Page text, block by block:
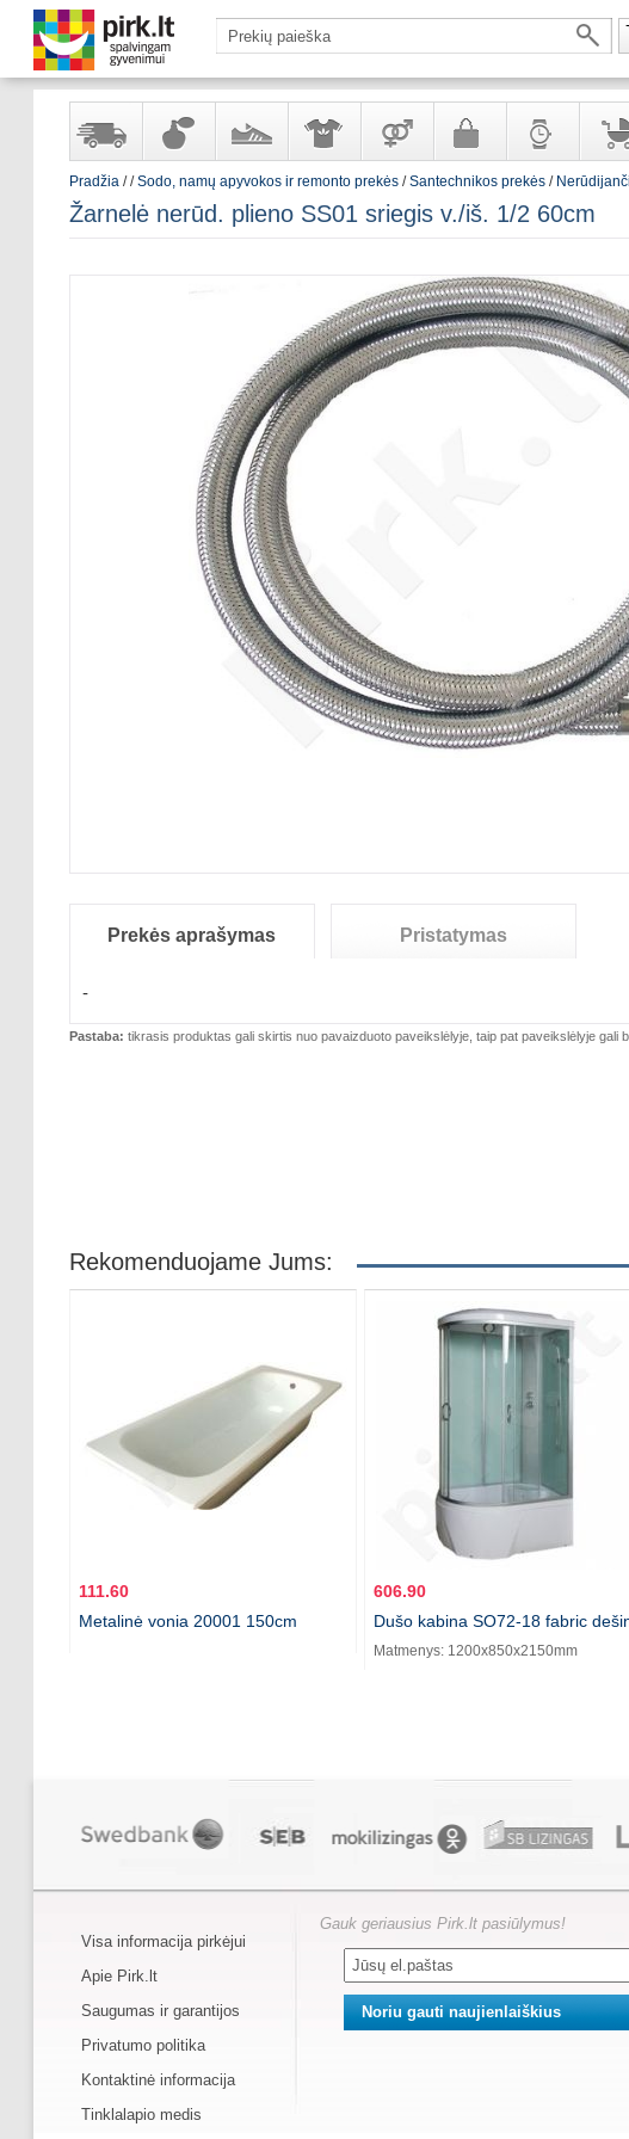
Yra
sandėlyje
ir
kosmetika
ir
aksesuarai
suaugusiems
ir
papuošalai
Pradžia//Sodo, namų apyvokos ir remonto prekės/Santechnikos prekės/
Žarnelė nerūd. plieno SS01 sriegis v./iš. 1/2 60cm
Prekės aprašymas Pristatymas
-
Pastaba: tikrasis produktas gali skirtis nuo pavaizduoto paveikslėlyje, taip pat paveikslėlyje gali
Rekomenduojame Jums:
111.60
Metalinė vonia 20001 150cm
606.90
Dušo kabina SO72-18 fabric
Matmenys: 1200x850x2150mm
Visa informacija pirkėjui
Apie Pirk.lt
Saugumas ir garantijos
Privatumo politika
Kontaktinė informacija
Tinklalapio medis
Gauk geriausius Pirk.lt pasiūlymus!